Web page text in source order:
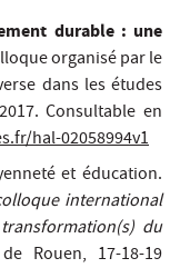
durable : une
organisé par le
dans les études
Consultable en
hal-02058994v1
et éducation.
international
du
Rouen, 17-18-19